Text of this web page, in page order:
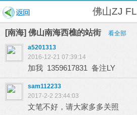
佛山ZJ FL
[南海] 佛山南海西樵的站街 看全部
a5201313
2016-12-21 07:39:14
加我 1359617831 备注LY
sam112233
2017-2-2 23:44:03
文笔不好，请大家多多关照